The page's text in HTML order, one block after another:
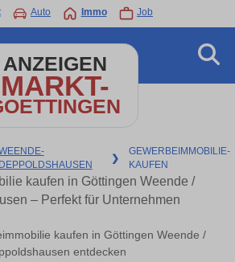
Auto Immo Job
ANZEIGEN
MARKT-
DEPPOLDSHAUSEN
❯
GEWERBEIMMOBILIE-
KAUFEN
kaufen in Göttingen Weende /
– Perfekt für Unternehmen
kaufen in Göttingen Weende /
entdecken